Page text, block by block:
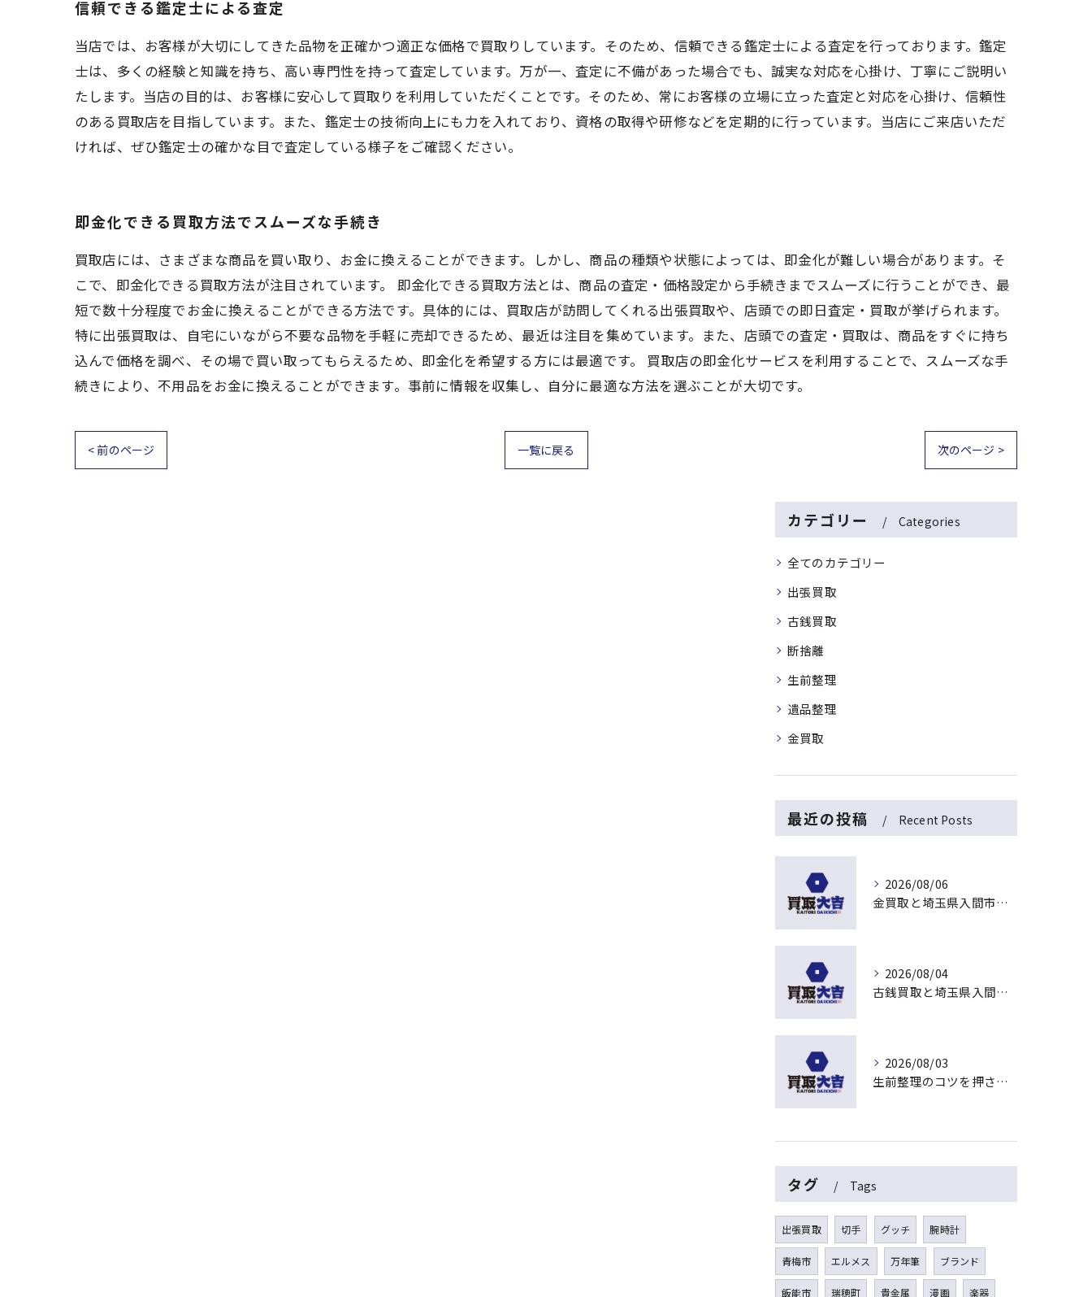
信頼できる鑑定士による査定
当店では、お客様が大切にしてきた品物を正確かつ適正な価格で買取りしています。そのため、信頼できる鑑定士による査定を行っております。鑑定
士は、多くの経験と知識を持ち、高い専門性を持って査定しています。万が一、査定に不備があった場合でも、誠実な対応を心掛け、丁寧にご説明い
たします。当店の目的は、お客様に安心して買取りを利用していただくことです。そのため、常にお客様の立場に立った査定と対応を心掛け、信頼性
のある買取店を目指しています。また、鑑定士の技術向上にも力を入れており、資格の取得や研修などを定期的に行っています。当店にご来店いただ
ければ、ぜひ鑑定士の確かな目で査定している様子をご確認ください。
即金化できる買取方法でスムーズな手続き
買取店には、さまざまな商品を買い取り、お金に換えることができます。しかし、商品の種類や状態によっては、即金化が難しい場合があります。そ
こで、即金化できる買取方法が注目されています。 即金化できる買取方法とは、商品の査定・価格設定から手続きまでスムーズに行うことができ、最
短で数十分程度でお金に換えることができる方法です。具体的には、買取店が訪問してくれる出張買取や、店頭での即日査定・買取が挙げられます。
特に出張買取は、自宅にいながら不要な品物を手軽に売却できるため、最近は注目を集めています。また、店頭での査定・買取は、商品をすぐに持ち
込んで価格を調べ、その場で買い取ってもらえるため、即金化を希望する方には最適です。 買取店の即金化サービスを利用することで、スムーズな手
続きにより、不用品をお金に換えることができます。事前に情報を収集し、自分に最適な方法を選ぶことが大切です。
< 前のページ 一覧に戻る 次のページ >
カテゴリー Categories
全てのカテゴリー
出張買取
古銭買取
断捨離
生前整理
遺品整理
金買取
最近の投稿 Recent Posts
2026/08/06
金買取と埼玉県入間市下藤沢で無料査定を活用した今売るべきか判断する最新ガイド
2026/08/04
古銭買取と埼玉県入間市東藤沢でおすすめの査定比較と相場チェックポイント
2026/08/03
生前整理のコツを押さえて埼玉県入間市上藤沢で安心して進める方法
タグ Tags
出張買取 切手 グッチ 腕時計
青梅市 エルメス 万年筆 ブランド
飯能市 瑞穂町 貴金属 漫画 楽器